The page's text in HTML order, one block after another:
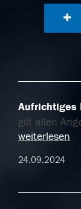
Aufrichtiges
gilt allen
weiterlesen
24.09.2024